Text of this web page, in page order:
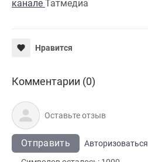
канале Татмедиа
Нравится
Комментарии (0)
Отправить
Авторизоваться